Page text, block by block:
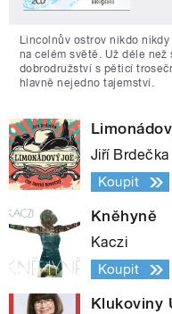
Lincolnův ostrov nikdo
na celém světě. Už déle
dobrodružství s pěticí
hlavně nejedno tajemství.
Jiří Brdečka
Koupit
Kněhyně
Kaczi
Koupit
Klukoviny